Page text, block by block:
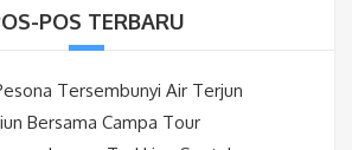
POS TERBARU
Tersembunyi Air Terjun
Bersama Campa Tour